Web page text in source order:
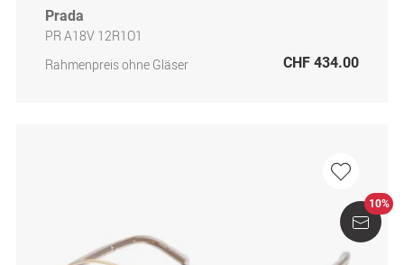
Prada
PR A18V 12R1O1
Rahmenpreis ohne Gläser
CHF 434.00
10%